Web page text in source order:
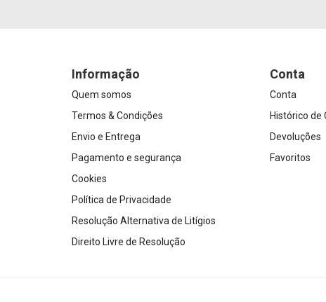
Informação
Quem somos
Termos & Condições
Envio e Entrega
Pagamento e segurança
Cookies
Política de Privacidade
Resolução Alternativa de Litígios
Direito Livre de Resolução
Conta
Conta
Histórico de
Devoluções
Favoritos